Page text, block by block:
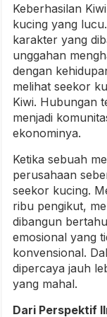
Keberhasilan
kucing yang
karakter yang
unggahan
dengan
melihat seekor
Kiwi. Hubungan
menjadi
ekonominya.
Ketika sebuah
perusahaan
seekor kucing.
ribu pengikut,
dibangun
emosional yang
konvensional.
dipercaya jauh
yang mahal.
Dari Perspektif